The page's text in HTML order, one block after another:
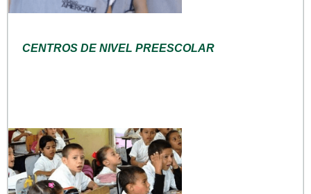
CENTROS DE NIVEL PREESCOLAR